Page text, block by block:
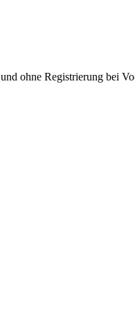
ohne Registrierung bei